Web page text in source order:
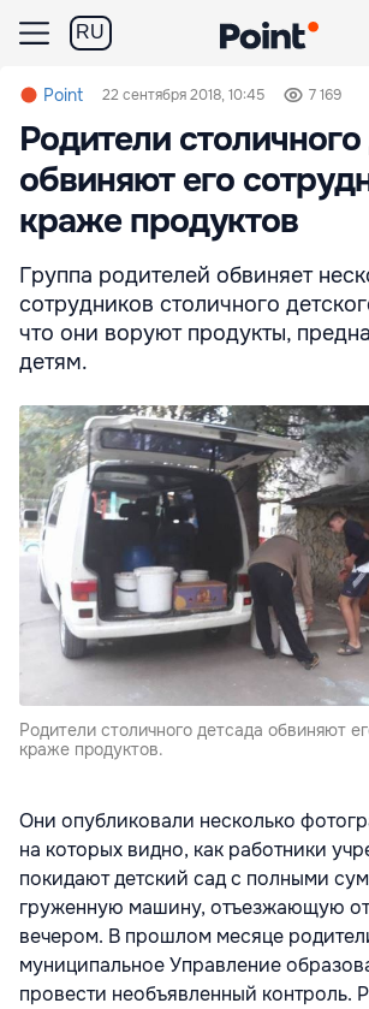
RU
Point 22 сентября 2018, 10:45 7 169
Родители
обвиняют его
краже продуктов
Группа родителей обвиняет
сотрудников столичного
что они воруют продукты,
детям.
Родители столичного детсада обвиняют
краже продуктов.
Они опубликовали несколько
на которых видно, как работники
покидают детский сад с полными
груженную машину, отъезжающую
вечером. В прошлом месяце
муниципальное Управление
провести необъявленный контроль.